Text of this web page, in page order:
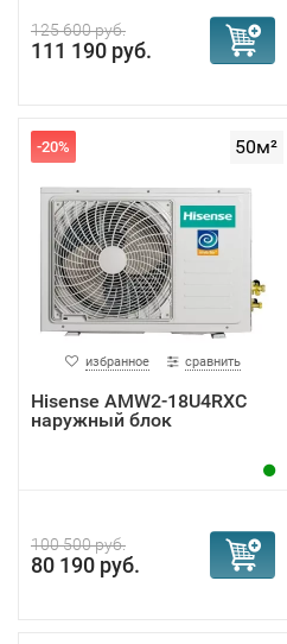
125 600 руб.
111 190 руб.
50м²
-20%
избранное сравнить
Hisense AMW2-18U4RXC
наружный блок
100 500 руб.
80 190 руб.